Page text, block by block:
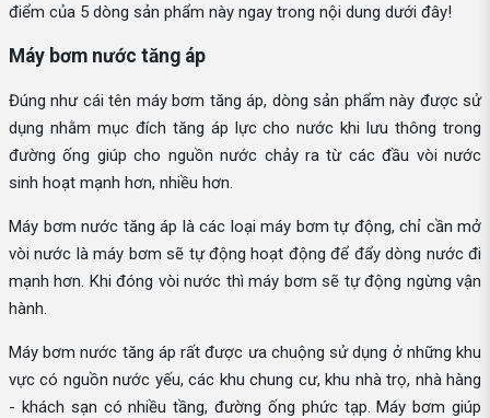
điểm của 5 dòng sản phẩm này ngay trong nội dung dưới đây!
Máy bơm nước tăng áp
Đúng như cái tên máy bơm tăng áp, dòng sản phẩm này được sử
dụng nhằm mục đích tăng áp lực cho nước khi lưu thông trong
đường ống giúp cho nguồn nước chảy ra từ các đầu vòi nước
sinh hoạt mạnh hơn, nhiều hơn.
Máy bơm nước tăng áp là các loại máy bơm tự động, chỉ cần mở
vòi nước là máy bơm sẽ tự động hoạt động để đẩy dòng nước đi
mạnh hơn. Khi đóng vòi nước thì máy bơm sẽ tự động ngừng vận
hành.
Máy bơm nước tăng áp rất được ưa chuộng sử dụng ở những khu
vực có nguồn nước yếu, các khu chung cư, khu nhà trọ, nhà hàng
- khách sạn có nhiều tầng, đường ống phức tạp. Máy bơm giúp